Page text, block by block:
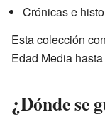
Crónicas e
Esta colección
Edad Media
¿Dónde se